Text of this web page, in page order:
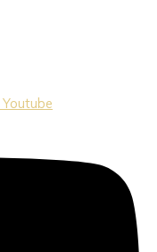
Youtube